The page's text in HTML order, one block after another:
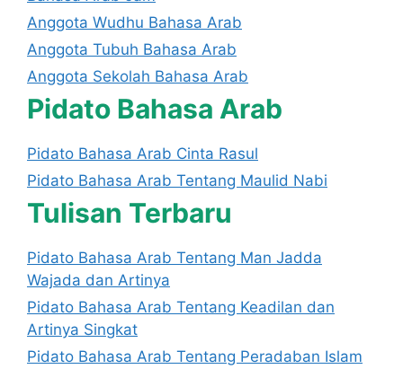
Anggota Wudhu Bahasa Arab
Anggota Tubuh Bahasa Arab
Anggota Sekolah Bahasa Arab
Pidato Bahasa Arab
Pidato Bahasa Arab Cinta Rasul
Pidato Bahasa Arab Tentang Maulid Nabi
Tulisan Terbaru
Pidato Bahasa Arab Tentang Man Jadda
Wajada dan Artinya
Pidato Bahasa Arab Tentang Keadilan dan
Artinya Singkat
Pidato Bahasa Arab Tentang Peradaban Islam